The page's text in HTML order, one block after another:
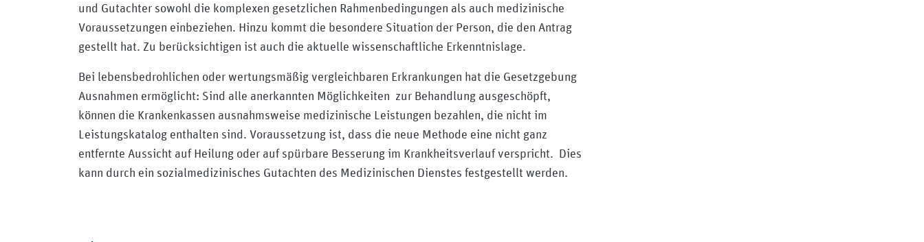
und Gutachter sowohl die komplexen gesetzlichen Rahmenbedingungen als auch medizinische
Voraussetzungen einbeziehen. Hinzu kommt die besondere Situation der Person, die den Antrag
gestellt hat. Zu berücksichtigen ist auch die aktuelle wissenschaftliche Erkenntnislage.
Bei lebensbedrohlichen oder wertungsmäßig vergleichbaren Erkrankungen hat die Gesetzgebung
Ausnahmen ermöglicht: Sind alle anerkannten Möglichkeiten zur Behandlung ausgeschöpft,
können die Krankenkassen ausnahmsweise medizinische Leistungen bezahlen, die nicht im
Leistungskatalog enthalten sind. Voraussetzung ist, dass die neue Methode eine nicht ganz
entfernte Aussicht auf Heilung oder auf spürbare Besserung im Krankheitsverlauf verspricht. Dies
kann durch ein sozialmedizinisches Gutachten des Medizinischen Dienstes festgestellt werden.